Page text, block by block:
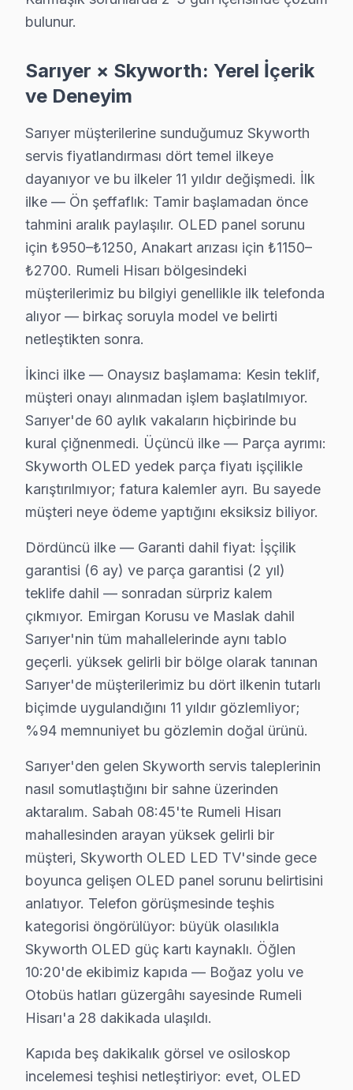
Uskumruköy sakinleri Skyworth TV arızaları için sık bizi
Yeniköy Skyworth Servis
Yeniköy'de Skyworth TV ekran değişimi gerekebilir mi?
Zekeriyaköy Skyworth Servis
Zekeriyaköy'de Skyworth TV ses ama görüntü yok
Sarıyer TV Servis Merkezi →
Sarıyer Skyworth TV Servis Hizmet Bölgesi
Sarıyer bölgesine kapıya gelen Skyworth TV tamir servisi
Skyworth Uzman Teknisyen Ekibi — Sarıyer
Emre K. — Skyworth Servis Uzmanı
14 yıllık Skyworth TV tamir deneyimi. Sarıyer ve çevre
· Skyworth fabrika servis sertifikası
· 2010'dan günümüze tüm Skyworth modelleri
Sarıyer Servis İstatistikleri
· Sarıyer'de520+Skyworth TV tamiri
· Ortalama tamir süresi:
· Tüm işlemler2 yıl garantili
Bu sayfayla ilgili hizmet sayfaları:
↑ Skyworth Servis Ana Sayfası
bulunur.
Sarıyer × Skyworth: Yerel İçerik
ve Deneyim
Sarıyer müşterilerine sunduğumuz Skyworth
servis fiyatlandırması dört temel ilkeye
dayanıyor ve bu ilkeler 11 yıldır değişmedi. İlk
ilke — Ön şeffaflık: Tamir başlamadan önce
tahmini aralık paylaşılır. OLED panel sorunu
için ₺950–₺1250, Anakart arızası için ₺1150–
₺2700. Rumeli Hisarı bölgesindeki
müşterilerimiz bu bilgiyi genellikle ilk telefonda
alıyor — birkaç soruyla model ve belirti
netleştikten sonra.
İkinci ilke — Onaysız başlamama: Kesin teklif,
müşteri onayı alınmadan işlem başlatılmıyor.
Sarıyer'de 60 aylık vakaların hiçbirinde bu
kural çiğnenmedi. Üçüncü ilke — Parça ayrımı:
Skyworth OLED yedek parça fiyatı işçilikle
karıştırılmıyor; fatura kalemler ayrı. Bu sayede
müşteri neye ödeme yaptığını eksiksiz biliyor.
Dördüncü ilke — Garanti dahil fiyat: İşçilik
garantisi (6 ay) ve parça garantisi (2 yıl)
teklife dahil — sonradan sürpriz kalem
çıkmıyor. Emirgan Korusu ve Maslak dahil
Sarıyer'nin tüm mahallelerinde aynı tablo
geçerli. yüksek gelirli bir bölge olarak tanınan
Sarıyer'de müşterilerimiz bu dört ilkenin tutarlı
biçimde uygulandığını 11 yıldır gözlemliyor;
%94 memnuniyet bu gözlemin doğal ürünü.
Sarıyer'den gelen Skyworth servis taleplerinin
nasıl somutlaştığını bir sahne üzerinden
aktaralım. Sabah 08:45'te Rumeli Hisarı
mahallesinden arayan yüksek gelirli bir
müşteri, Skyworth OLED LED TV'sinde gece
boyunca gelişen OLED panel sorunu belirtisini
anlatıyor. Telefon görüşmesinde teşhis
kategorisi öngörülüyor: büyük olasılıkla
Skyworth OLED güç kartı kaynaklı. Öğlen
10:20'de ekibimiz kapıda — Boğaz yolu ve
Otobüs hatları güzergâhı sayesinde Rumeli
Hisarı'a 28 dakikada ulaşıldı.
Kapıda beş dakikalık görsel ve osiloskop
incelemesi teşhisi netleştiriyor: evet, OLED